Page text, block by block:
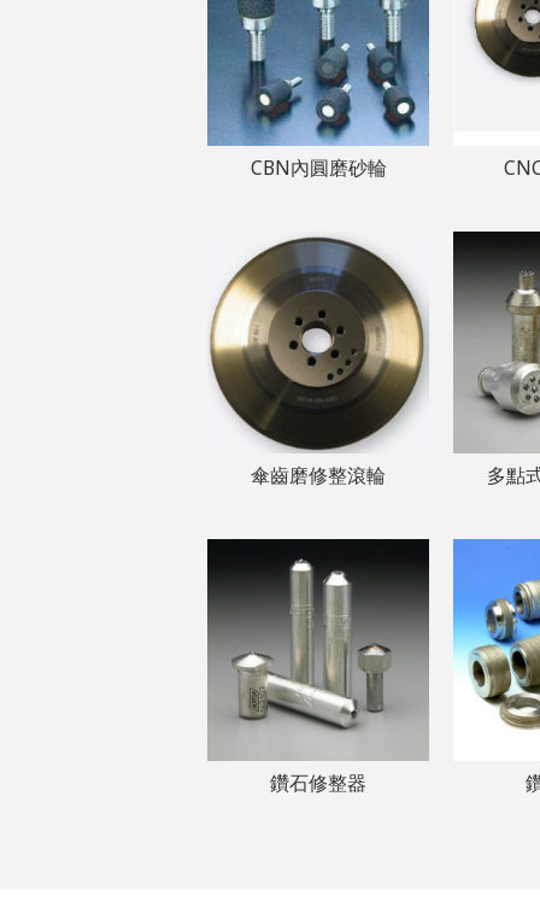
CBN內圓磨砂輪
傘齒磨修整滾輪 多點
鑽石修整器